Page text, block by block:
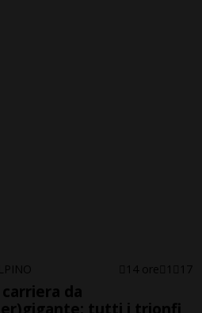
14 ore 1 17
da
tutti i trionfi